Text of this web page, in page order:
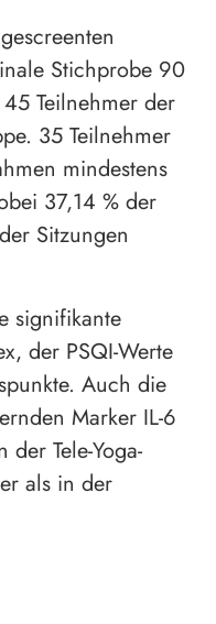
Stichprobe 90
Teilnehmer der
35 Teilnehmer
mindestens
37,14 % der
Sitzungen
signifikante
der PSQI-Werte
Auch die
Marker IL-6
Tele-Yoga-
als in der